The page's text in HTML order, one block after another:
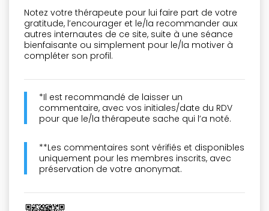
Notez votre thérapeute pour lui faire part de votre
gratitude, l’encourager et le/la recommander aux
autres internautes de ce site, suite à une séance
bienfaisante ou simplement pour le/la motiver à
compléter son profil.
*Il est recommandé de laisser un
commentaire, avec vos initiales/date du RDV
pour que le/la thérapeute sache qui l’a noté.
**Les commentaires sont vérifiés et disponibles
uniquement pour les membres inscrits, avec
préservation de votre anonymat.